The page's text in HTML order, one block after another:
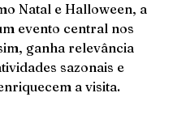
Natal e Halloween, a
evento central nos
ganha relevância
sazonais e
a visita.